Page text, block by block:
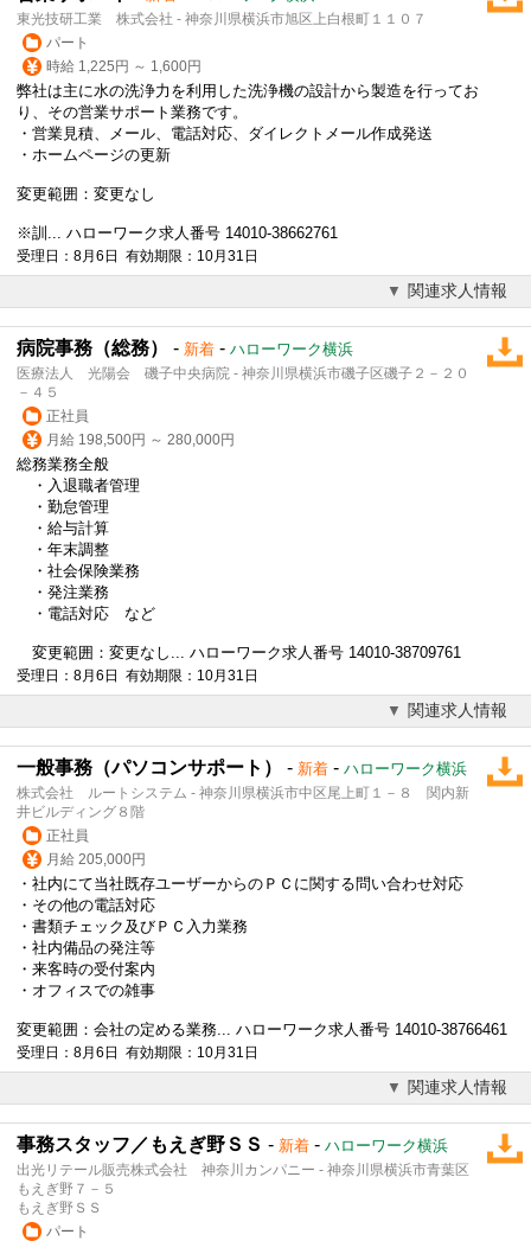
東光技研工業 株式会社 - 神奈川県横浜市旭区上白根町１１０７
パート
時給 1,225円 ～ 1,600円
弊社は主に水の洗浄力を利用した洗浄機の設計から製造を行ってお
り、その営業サポート業務です。
・営業見積、メール、 電話対応 、ダイレクトメール作成発送
・ホームページの更新
変更範囲：変更なし
※訓... ハローワーク求人番号 14010-38662761
受理日：8月6日 有効期限：10月31日
関連求人情報
病院事務（総務） - 新着 - ハローワーク横浜
医療法人 光陽会 磯子中央病院 - 神奈川県横浜市磯子区磯子２－２０
－４５
正社員
月給 198,500円 ～ 280,000円
総務業務全般
・入退職者管理
・勤怠管理
・給与計算
・年末調整
・社会保険業務
・発注業務
・ 電話対応 など
変更範囲：変更なし... ハローワーク求人番号 14010-38709761
受理日：8月6日 有効期限：10月31日
関連求人情報
一般事務（パソコンサポート） - 新着 - ハローワーク横浜
株式会社 ルートシステム - 神奈川県横浜市中区尾上町１－８ 関内新
井ビルディング８階
正社員
月給 205,000円
・社内にて当社既存ユーザーからのＰＣに関する問い合わせ対応
・その他の電話対応
・書類チェック及びＰＣ入力業務
・社内備品の発注等
・来客時の受付案内
・オフィスでの雑事
変更範囲：会社の定める業務... ハローワーク求人番号 14010-38766461
受理日：8月6日 有効期限：10月31日
関連求人情報
事務スタッフ／もえぎ野ＳＳ - 新着 - ハローワーク横浜
出光リテール販売株式会社 神奈川カンパニー - 神奈川県横浜市青葉区
もえぎ野７－５
もえぎ野ＳＳ
パート